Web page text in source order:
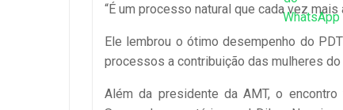
“É um processo natural que cada vez
Ele lembrou o ótimo desempenho do
processos a contribuição das mulheres
Além da presidente da AMT, o